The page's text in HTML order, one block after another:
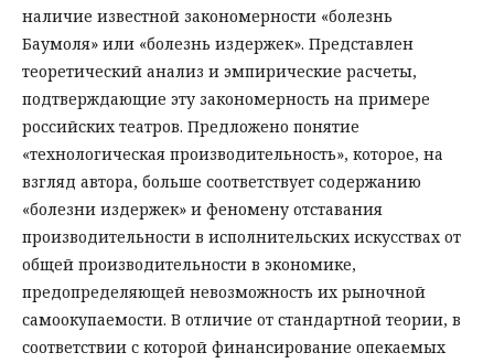
наличие известной закономерности «болезнь
Баумоля» или «болезнь издержек». Представлен
теоретический анализ и эмпирические расчеты,
подтверждающие эту закономерность на примере
российских театров. Предложено понятие
«технологическая производительность», которое, на
взгляд автора, больше соответствует содержанию
«болезни издержек» и феномену отставания
производительности в исполнительских искусствах от
общей производительности в экономике,
предопределяющей невозможность их рыночной
самоокупаемости. В отличие от стандартной теории, в
соответствии с которой финансирование опекаемых